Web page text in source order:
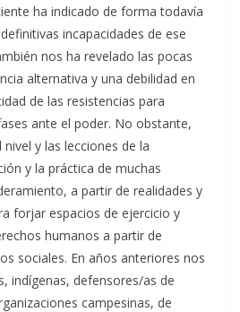
ha indicado de forma todavía
incapacidades de ese
nos ha revelado las pocas
alternativa y una debilidad en
de las resistencias para
ante el poder. No obstante,
y las lecciones de la
y la práctica de muchas
a partir de realidades y
forjar espacios de ejercicio y
humanos a partir de
sociales. En años anteriores nos
indígenas, defensores/as de
campesinas, de